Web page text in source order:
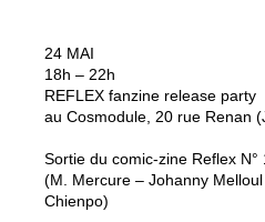
24 MAI
18h – 22h
REFLEX fanzine release party
au Cosmodule, 20 rue Renan
Sortie du comic-zine Reflex N°
(M. Mercure – Johanny
Chienpo)